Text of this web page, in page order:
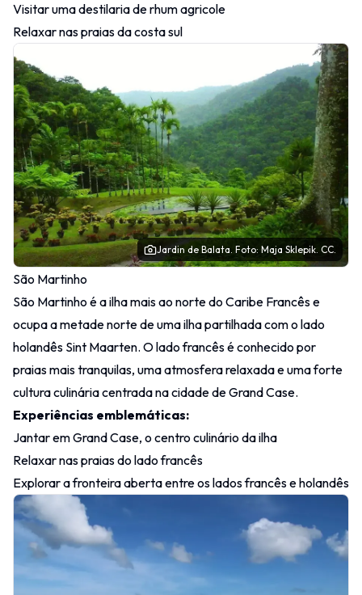
Visitar uma destilaria de rhum agricole
Relaxar nas praias da costa sul
Jardin de Balata. Foto: Maja Sklepik. CC.
São Martinho
São Martinho é a ilha mais ao norte do Caribe Francês e
ocupa a metade norte de uma ilha partilhada com o lado
holandês Sint Maarten. O lado francês é conhecido por
praias mais tranquilas, uma atmosfera relaxada e uma forte
cultura culinária centrada na cidade de Grand Case.
Experiências emblemáticas:
Jantar em Grand Case, o centro culinário da ilha
Relaxar nas praias do lado francês
Explorar a fronteira aberta entre os lados francês e holandês